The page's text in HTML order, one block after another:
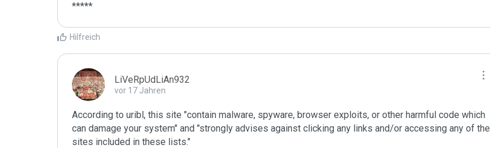
*****
Hilfreich
LiVeRpUdLiAn932
vor 17 Jahren
According to uribl, this site "contain malware, spyware, browser exploits, or other harmful code which
can damage your system" and "strongly advises against clicking any links and/or accessing any of the
sites included in these lists."